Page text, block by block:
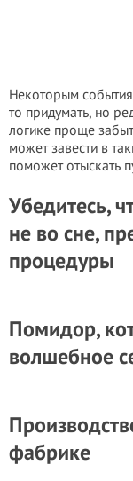
Некоторым
то придумать, но
логике проще
может завести в
поможет отыскать
Убедитесь,
не во сне,
процедуры
Помидор,
волшебное
фабрике